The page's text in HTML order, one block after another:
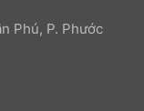
Phú, P. Phước